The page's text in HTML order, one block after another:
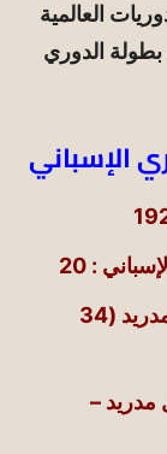
العالمية
الدوري
الإسباني
: 20
الأكثر فوزا بلقب الدوري الإسباني : ريال مدريد (34
مدريد –